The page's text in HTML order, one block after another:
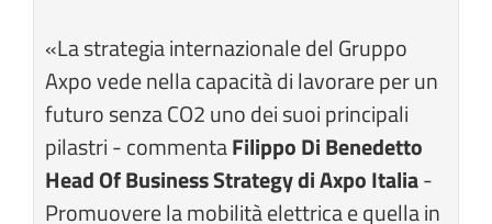
«La strategia internazionale del Gruppo
Axpo vede nella capacità di lavorare per un
futuro senza CO2 uno dei suoi principali
pilastri - commentaFilippo Di Benedetto
Head Of Business Strategy di Axpo Italia-
Promuovere la mobilità elettrica e quella in